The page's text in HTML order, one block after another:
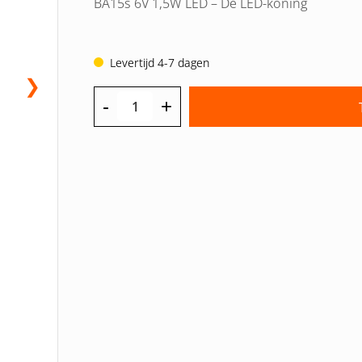
❯
Levertijd 4-7 dagen
- +